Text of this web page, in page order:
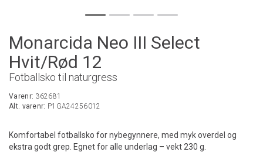
Monarcida Neo III Select
Hvit/Rød 12
Fotballsko til naturgress
Varenr: 362681
Alt. varenr: P1GA24256012
Komfortabel fotballsko for nybegynnere, med myk overdel og
ekstra godt grep. Egnet for alle underlag – vekt 230 g.